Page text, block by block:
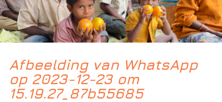
Afbeelding van WhatsApp
op 2023-12-23 om
15.19.27_87b55685